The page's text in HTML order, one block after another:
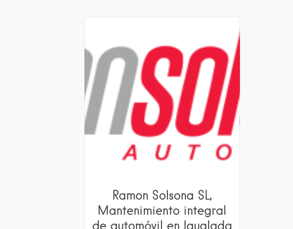
Ramon Solsona SL,
Mantenimiento integral
de automóvil en Igualada